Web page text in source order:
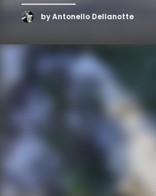
by Antonello Dellanotte